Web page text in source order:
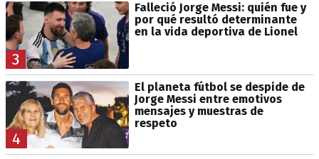
3
Falleció Jorge Messi: quién fue y
por qué resultó determinante
en la vida deportiva de Lionel
4
El planeta fútbol se despide de
Jorge Messi entre emotivos
mensajes y muestras de
respeto